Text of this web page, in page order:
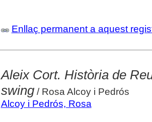
Enllaç permanent a aquest
Aleix Cort. Història de
swing/ Rosa Alcoy i Pedrós
Alcoy i Pedrós, Rosa